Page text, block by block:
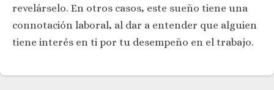
revelárselo. En otros casos, este sueño tiene una
connotación laboral, al dar a entender que alguien
tiene interés en ti por tu desempeño en el trabajo.